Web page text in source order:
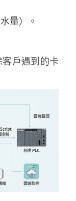
量）。
戶遇到的卡